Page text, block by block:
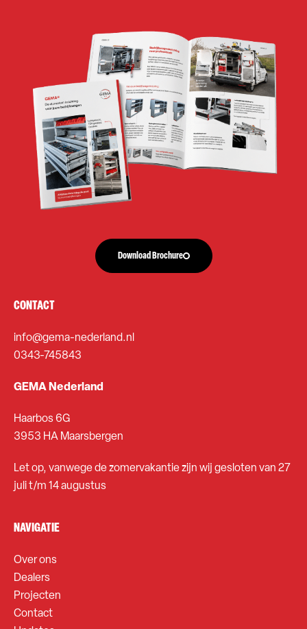
Download Brochure
CONTACT
info@gema-nederland.nl
0343-745843
GEMA Nederland
Haarbos 6G
3953 HA Maarsbergen
Let op, vanwege de zomervakantie zijn wij gesloten van 27
juli t/m 14 augustus
NAVIGATIE
Over ons
Dealers
Projecten
Contact